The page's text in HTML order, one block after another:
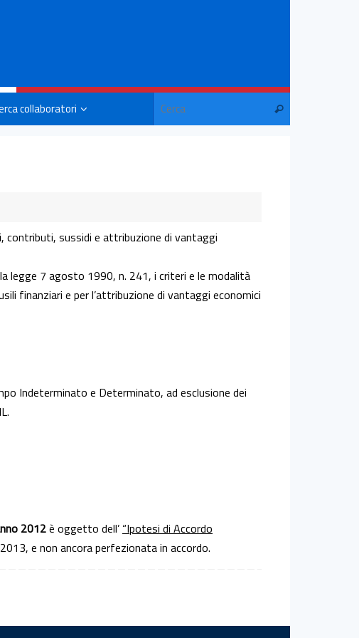
collaboratori
contributi, sussidi e attribuzione di vantaggi
legge 7 agosto 1990, n. 241, i criteri e le modalità
finanziari e per l’attribuzione di vantaggi economici
Indeterminato e Determinato, ad esclusione dei
2012è oggetto dell’ “Ipotesi di Accordo
e non ancora perfezionata in accordo.